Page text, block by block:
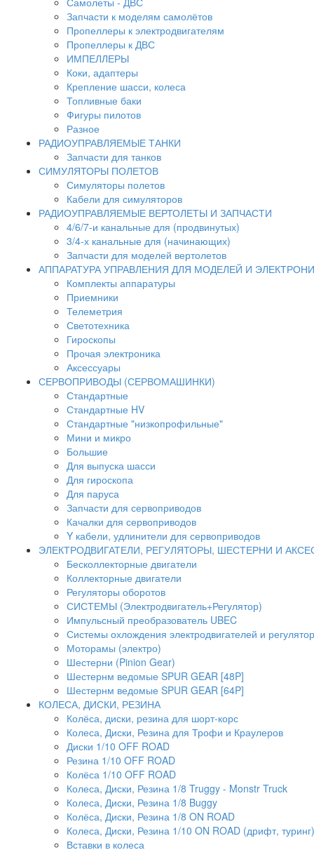
Запчасти к моделям самолётов
Пропеллеры к электродвигателям
Пропеллеры к ДВС
ИМПЕЛЛЕРЫ
Коки, адаптеры
Крепление шасси, колеса
Топливные баки
Фигуры пилотов
Разное
РАДИОУПРАВЛЯЕМЫЕ ТАНКИ
Запчасти для танков
СИМУЛЯТОРЫ ПОЛЕТОВ
Симуляторы полетов
Кабели для симуляторов
РАДИОУПРАВЛЯЕМЫЕ ВЕРТОЛЕТЫ И ЗАПЧАСТИ
4/6/7-и канальные для (продвинутых)
3/4-х канальные для (начинающих)
Запчасти для моделей вертолетов
АППАРАТУРА УПРАВЛЕНИЯ ДЛЯ МОДЕЛЕЙ И
Комплекты аппаратуры
Приемники
Телеметрия
Светотехника
Гироскопы
Прочая электроника
Аксессуары
СЕРВОПРИВОДЫ (СЕРВОМАШИНКИ)
Стандартные
Стандартные HV
Стандартные "низкопрофильные"
Мини и микро
Большие
Для выпуска шасси
Для гироскопа
Для паруса
Запчасти для сервоприводов
Качалки для сервоприводов
Y кабели, удлинители для сервоприводов
ЭЛЕКТРОДВИГАТЕЛИ, РЕГУЛЯТОРЫ, ШЕСТЕРНИ И
Бесколлекторные двигатели
Коллекторные двигатели
Регуляторы оборотов
СИСТЕМЫ (Электродвигатель+Регулятор)
Импульсный преобразователь UBEC
Системы охлождения электродвигателей и
Моторамы (электро)
Шестерни (Pinion Gear)
Шестернм ведомые SPUR GEAR [48P]
Шестернм ведомые SPUR GEAR [64P]
КОЛЕСА, ДИСКИ, РЕЗИНА
Колёса, диски, резина для шорт-корс
Колеса, Диски, Резина для Трофи и Краулеров
Диски 1/10 OFF ROAD
Резина 1/10 OFF ROAD
Колёса 1/10 OFF ROAD
Колеса, Диски, Резина 1/8 Truggy - Monstr Truck
Колеса, Диски, Резина 1/8 Buggy
Колёса, Диски, Резина 1/8 ON ROAD
Колеса, Диски, Резина 1/10 ON ROAD (дрифт, туринг)
Вставки в колеса